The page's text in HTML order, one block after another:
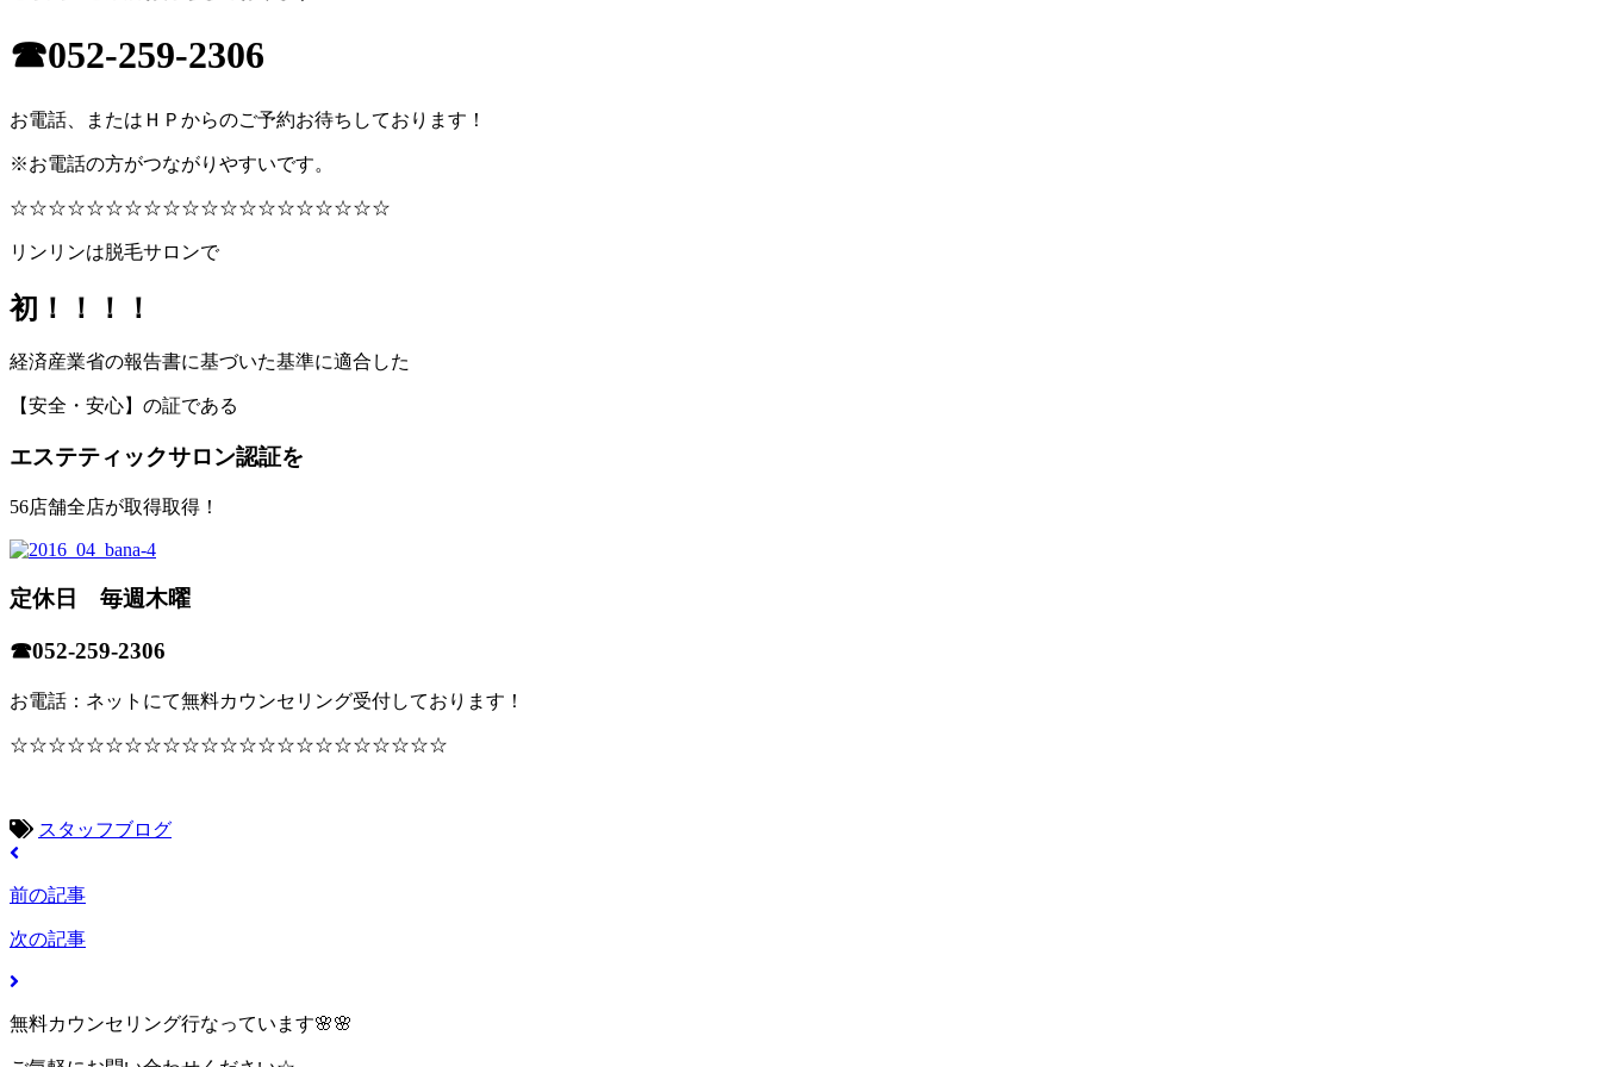
☎052-259-2306
お電話、またはＨＰからのご予約お待ちしております！
※お電話の方がつながりやすいです。
☆☆☆☆☆☆☆☆☆☆☆☆☆☆☆☆☆☆☆☆
リンリンは脱毛サロンで
初！！！！
経済産業省の報告書に基づいた基準に適合した
【安全・安心】の証である
エステティックサロン認証を
56店舗全店が取得取得！
定休日 毎週木曜
☎052-259-2306
お電話：ネットにて無料カウンセリング受付しております！
☆☆☆☆☆☆☆☆☆☆☆☆☆☆☆☆☆☆☆☆☆☆☆
スタッフブログ
前の記事
次の記事
無料カウンセリング行なっています🌸🌸